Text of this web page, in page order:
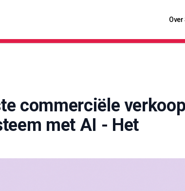
Over
commerciële verkoop
met AI - Het